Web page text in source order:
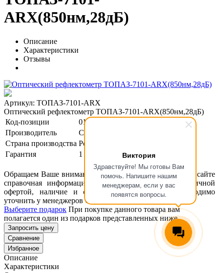
Виктория
Здравствуйте! Мы готовы Вам
помочь. Напишите нашим
менеджерам, если у вас
появятся вопросы.
ARX(850нм,28дБ)
Описание
Характеристики
Отзывы
Артикул: ТОПАЗ-7101-ARX
Оптический рефлектометр ТОПАЗ-7101-ARX(850нм,28дБ)
Код-позиции
01-00124785
Производитель
Связь Сервис
Страна производства Россия
Гарантия
1 год
Обращаем Ваше внимание, что размещенная на данном сайте
справочная информация о товарах не является публичной
офертой, наличие и стоимость оборудования необходимо
уточнить у менеджеров ООО "Концепт Технологии".
Выберите подарок При покупке данного товара вам
полагается один из подарков представленных ниже
Запросить цену
Сравнение
Избранное
Описание
Характеристики